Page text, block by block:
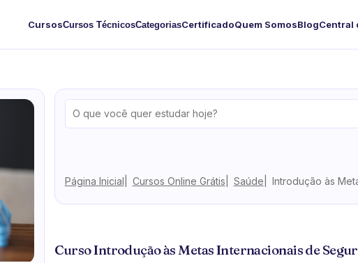
CursosCursos TécnicosCategoriasCertificadoQuem SomosBlogCentral
Página Inicial Cursos Online Grátis Saúde Introdução às
Curso Introdução às Metas Internacionais de